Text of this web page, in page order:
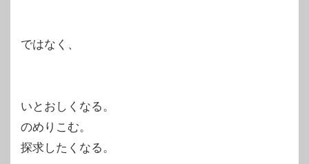
ではなく、
いとおしくなる。
のめりこむ。
探求したくなる。